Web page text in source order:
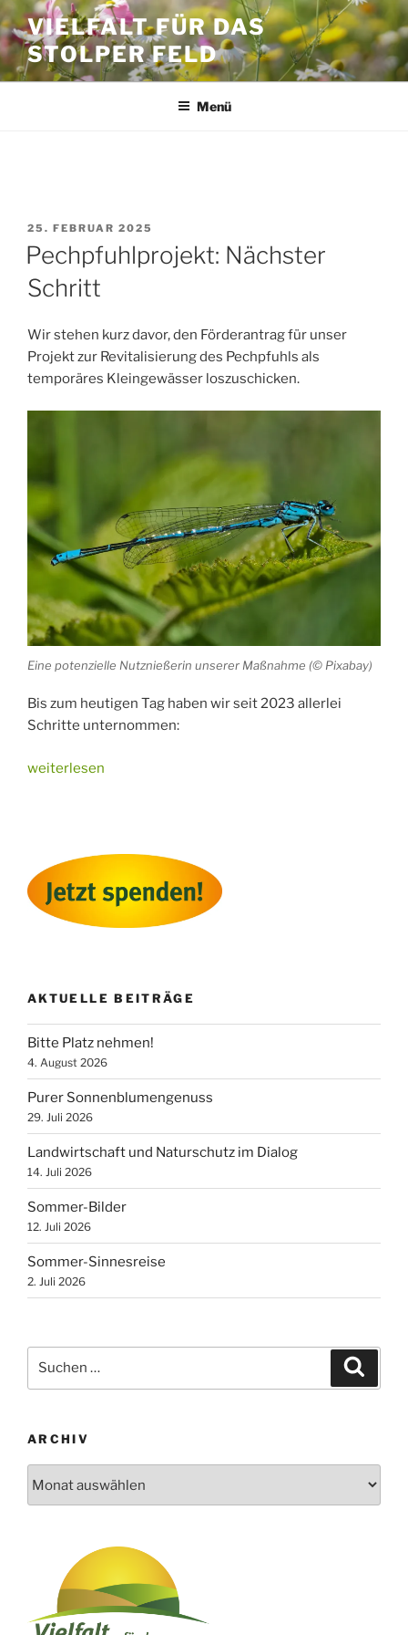
Zum
Inhalt
springen
VIELFALT FÜR DAS
STOLPER FELD
Menü
VERÖFFENTLICHT
AM
25. FEBRUAR 2025
Pechpfuhlprojekt: Nächster
Schritt
Wir stehen kurz davor, den Förderantrag für unser
Projekt zur Revitalisierung des Pechpfuhls als
temporäres Kleingewässer loszuschicken.
Eine potenzielle Nutznießerin unserer Maßnahme (© Pixabay)
Bis zum heutigen Tag haben wir seit 2023 allerlei
Schritte unternommen:
„Pechpfuhlprojekt:
weiterlesen
AKTUELLE BEITRÄGE
Bitte Platz nehmen!
4. August 2026
Purer Sonnenblumengenuss
29. Juli 2026
Landwirtschaft und Naturschutz im Dialog
14. Juli 2026
Sommer-Bilder
12. Juli 2026
Sommer-Sinnesreise
2. Juli 2026
nach:
ARCHIV